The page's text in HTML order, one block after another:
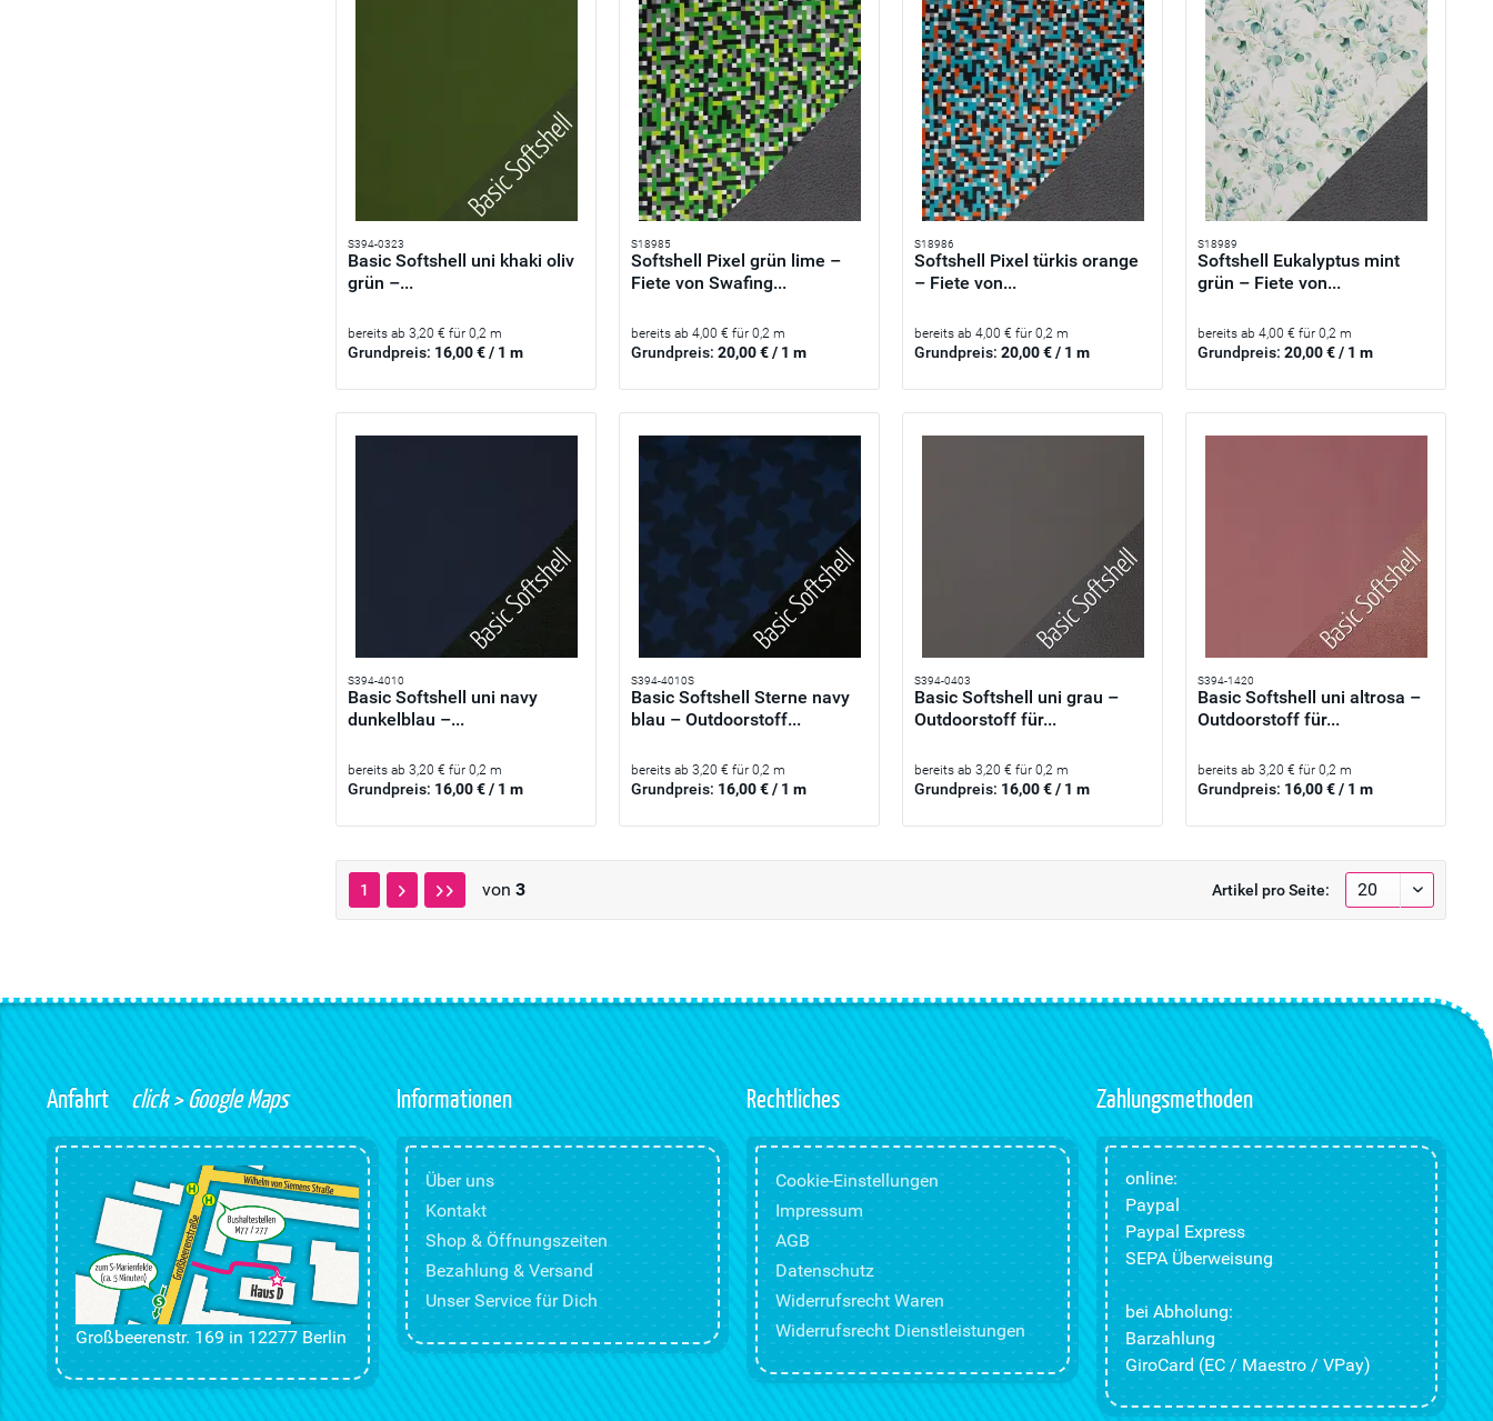
S394-0323
Basic Softshell uni khaki oliv
grün –...
bereits ab 3,20 € für 0,2 m
Grundpreis: 16,00 € / 1 m
S18985
Softshell Pixel grün lime –
Fiete von Swafing...
bereits ab 4,00 € für 0,2 m
Grundpreis:20,00 € / 1 m
S18986
Softshell Pixel türkis orange
– Fiete von...
bereits ab 4,00 € für 0,2 m
Grundpreis:20,00 € / 1 m
S18989
Softshell Eukalyptus mint
grün – Fiete von...
bereits ab 4,00 € für 0,2 m
Grundpreis:20,00 € / 1 m
S394-4010
Basic Softshell uni navy
dunkelblau –...
bereits ab 3,20 € für 0,2 m
Grundpreis: 16,00 € / 1 m
S394-4010S
Basic Softshell Sterne navy
blau – Outdoorstoff...
bereits ab 3,20 € für 0,2 m
Grundpreis: 16,00 € / 1 m
S394-0403
Basic Softshell uni grau –
Outdoorstoff für...
bereits ab 3,20 € für 0,2 m
Grundpreis: 16,00 € / 1 m
S394-1420
Basic Softshell uni altrosa –
Outdoorstoff für...
bereits ab 3,20 € für 0,2 m
Grundpreis: 16,00 € / 1 m
1 von 3 Artikel pro Seite:
Anfahrt click > Google Maps
Großbeerenstr. 169 in 12277 Berlin
Informationen
Über uns
Kontakt
Shop & Öffnungszeiten
Bezahlung & Versand
Unser Service für Dich
Rechtliches
Cookie-Einstellungen
Impressum
AGB
Datenschutz
Widerrufsrecht Waren
Widerrufsrecht Dienstleistungen
Zahlungsmethoden
online:
Paypal
Paypal Express
SEPA Überweisung
bei Abholung:
Barzahlung
GiroCard (EC / Maestro / VPay)